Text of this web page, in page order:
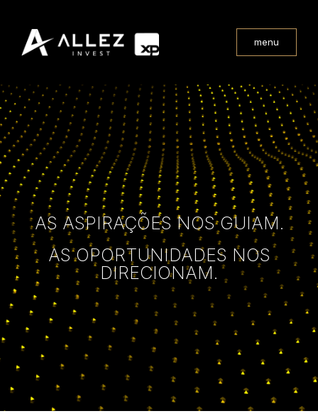
menu
AS ASPIRAÇÕES NOS GUIAM.
AS OPORTUNIDADES NOS
DIRECIONAM.